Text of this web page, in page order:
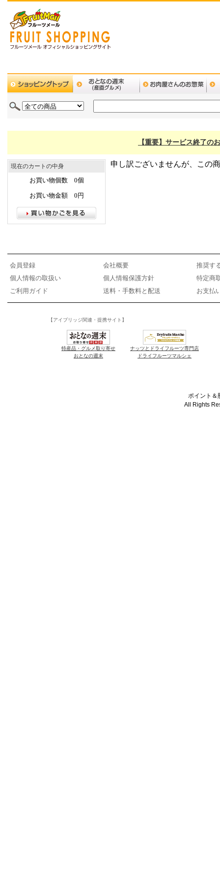
【重要】サービス終了の
現在のカートの中身
お買い物個数 0個
お買い物金額 0円
申し訳ございませんが、この
会員登録 会社概要
推奨す
個人情報の取扱い
個人情報保護方針
特定商
ご利用ガイド
送料・手数料と配送 お支払
【アイブリッジ関連・提携サイト】
特産品・グルメ取り寄せ
おとなの週末
ナッツとドライフルーツ専門店
ドライフルーツマルシェ
ポイント＆
All Rights